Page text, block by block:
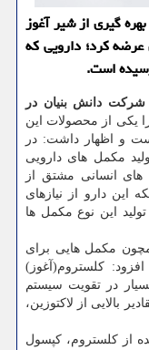
گیری از شیر آغوز
کرد؛ دارویی که
است.
دانش بنیان در
یکی از محصولات این
و اظهار داشت: در
مکمل های دارویی
های انسانی مشتق از
این دارو از نیازهای
این نوع مکمل ها
مکمل هایی برای
کلستروم(آغوز)
در تقویت سیستم
بالایی از لاکتوزین،
از کلستروم، کپسول